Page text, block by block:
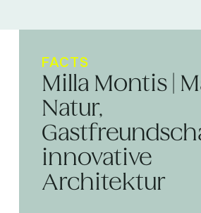
FACTS
Milla Montis |
Natur,
innovative
Architektur